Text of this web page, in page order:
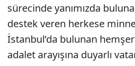
sürecinde yanımızda
destek veren herkese
İstanbul’da bulunan
adalet arayışına duyarlı